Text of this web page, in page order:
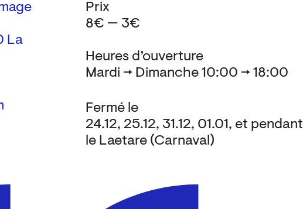
La
Heures d’ouverture
Mardi → Dimanche 10:00 → 18:00
Fermé le
24.12, 25.12, 31.12, 01.01, et pendant
le Laetare (Carnaval)
Prix
8€ — 3€